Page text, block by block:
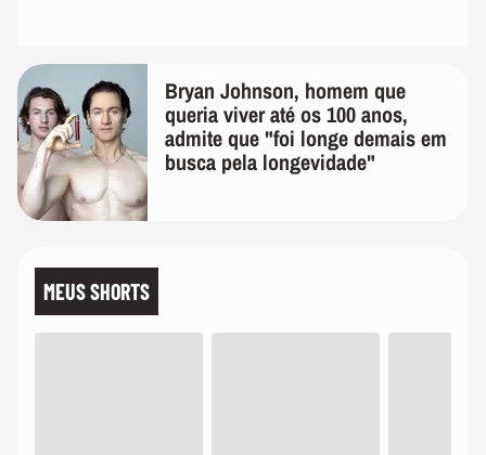
Bryan Johnson, homem que
queria viver até os 100 anos,
admite que "foi longe demais em
busca pela longevidade"
MEUS SHORTS